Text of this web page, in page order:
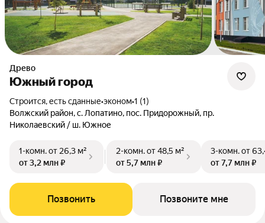
Древо
Южный город
Строится, есть сданные•эконом•1 (1)
Волжский район, с. Лопатино, пос. Придорожный, пр.
Николаевский / ш. Южное
1-комн.от 26,3 м²
от 3,2 млн ₽
2-комн.от 48,5 м²
от 5,7 млн ₽
3-комн.от
от 7,7 млн ₽
Позвонить Позвоните мне